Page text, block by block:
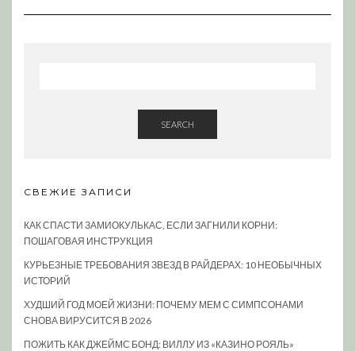
SEARCH
СВЕЖИЕ ЗАПИСИ
КАК СПАСТИ ЗАМИОКУЛЬКАС, ЕСЛИ ЗАГНИЛИ КОРНИ:
ПОШАГОВАЯ ИНСТРУКЦИЯ
КУРЬЕЗНЫЕ ТРЕБОВАНИЯ ЗВЕЗД В РАЙДЕРАХ: 10 НЕОБЫЧНЫХ
ИСТОРИЙ
ХУДШИЙ ГОД МОЕЙ ЖИЗНИ: ПОЧЕМУ МЕМ С СИМПСОНАМИ
СНОВА ВИРУСИТСЯ В 2026
ПОЖИТЬ КАК ДЖЕЙМС БОНД: ВИЛЛУ ИЗ «КАЗИНО РОЯЛЬ»